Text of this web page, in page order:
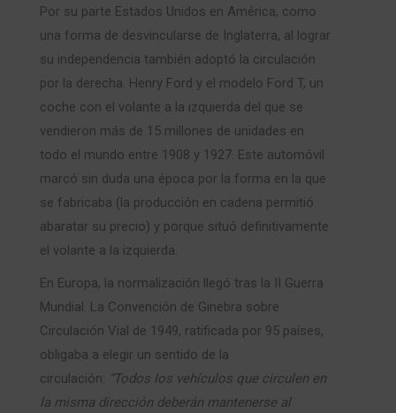
Por su parte Estados Unidos en América, como
una forma de desvincularse de Inglaterra, al lograr
su independencia también adoptó la circulación
por la derecha. Henry Ford y el modelo Ford T, un
coche con el volante a la izquierda del que se
vendieron más de 15 millones de unidades en
todo el mundo entre 1908 y 1927. Este automóvil
marcó sin duda una época por la forma en la que
se fabricaba (la producción en cadena permitió
abaratar su precio) y porque situó definitivamente
el volante a la izquierda.
En Europa, la normalización llegó tras la II Guerra
Mundial. La Convención de Ginebra sobre
Circulación Vial de 1949, ratificada por 95 países,
obligaba a elegir un sentido de la
circulación: “Todos los vehículos que circulen en
la misma dirección deberán mantenerse al